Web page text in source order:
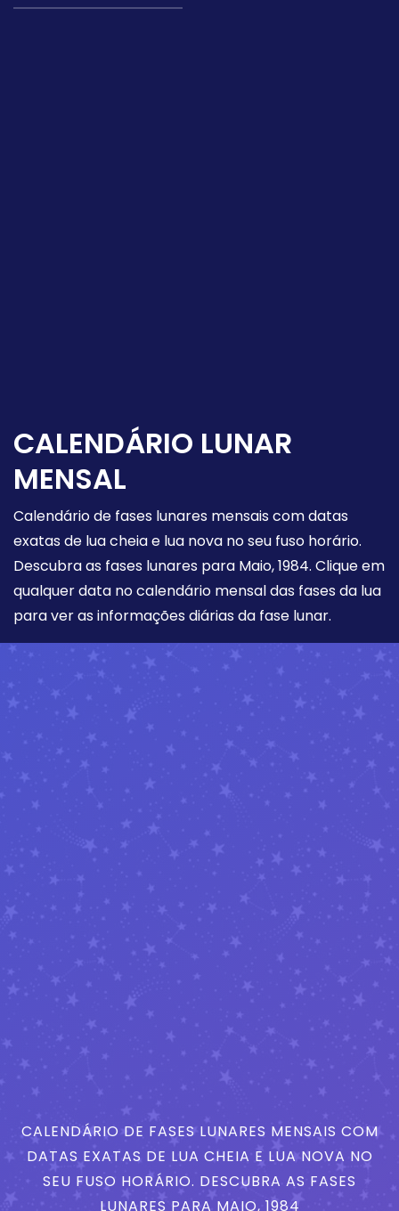
CALENDÁRIO LUNAR
MENSAL
Calendário de fases lunares mensais com datas
exatas de lua cheia e lua nova no seu fuso horário.
Descubra as fases lunares para Maio, 1984. Clique em
qualquer data no calendário mensal das fases da lua
para ver as informações diárias da fase lunar.
CALENDÁRIO DE FASES LUNARES MENSAIS COM
DATAS EXATAS DE LUA CHEIA E LUA NOVA NO
SEU FUSO HORÁRIO. DESCUBRA AS FASES
LUNARES PARA MAIO, 1984